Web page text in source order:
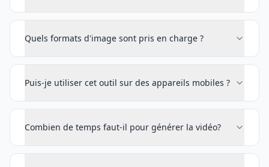
Quels formats d'image sont pris en charge ?
Puis-je utiliser cet outil sur des appareils mobiles ?
Combien de temps faut-il pour générer la vidéo?